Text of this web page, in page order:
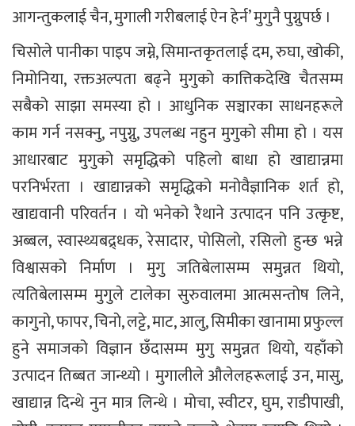
आगन्तुकलाई चैन, मुगाली गरीबलाई ऐन हेर्न’ मुगुनै पुग्नुपर्छ ।
चिसोले पानीका पाइप जम्ने, सिमान्तकृतलाई दम, रुघा, खोकी,
निमोनिया, रक्तअल्पता बढ्ने मुगुको कात्तिकदेखि चैतसम्म
सबैको साझा समस्या हो । आधुनिक सञ्चारका साधनहरूले
काम गर्न नसक्नु, नपुग्नु, उपलब्ध नहुन मुगुको सीमा हो । यस
आधारबाट मुगुको समृद्धिको पहिलो बाधा हो खाद्यान्नमा
परनिर्भरता । खाद्यान्नको समृद्धिको मनोवैज्ञानिक शर्त हो,
खाद्यवानी परिवर्तन । यो भनेको रैथाने उत्पादन पनि उत्कृष्ट,
अब्बल, स्वास्थ्यबद्र्धक, रेसादार, पोसिलो, रसिलो हुन्छ भन्ने
विश्वासको निर्माण । मुगु जतिबेलासम्म समुन्नत थियो,
त्यतिबेलासम्म मुगुले टालेका सुरुवालमा आत्मसन्तोष लिने,
कागुनो, फापर, चिनो, लट्टे, माट, आलु, सिमीका खानामा प्रफुल्ल
हुने समाजको विज्ञान छँदासम्म मुगु समुन्नत थियो, यहाँको
उत्पादन तिब्बत जान्थ्यो । मुगालीले औलेलहरूलाई उन, मासु,
खाद्यान्न दिन्थे नुन मात्र लिन्थे । मोचा, स्वीटर, घुम, राडीपाखी,